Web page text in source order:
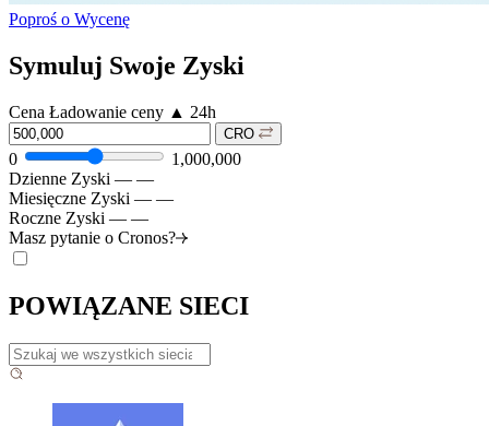
Poproś o Wycenę
Symuluj Swoje Zyski
Cena Ładowanie ceny ▲ 24h
CRO
0
1,000,000
Dzienne Zyski — —
Miesięczne Zyski — —
Roczne Zyski — —
Masz pytanie o Cronos?
POWIĄZANE SIECI